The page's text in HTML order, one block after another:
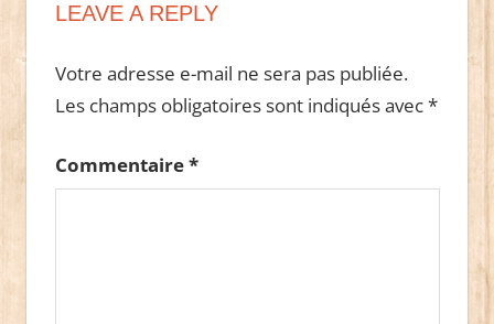
LEAVE A REPLY
Votre adresse e-mail ne sera pas publiée.
Les champs obligatoires sont indiqués avec*
Commentaire*